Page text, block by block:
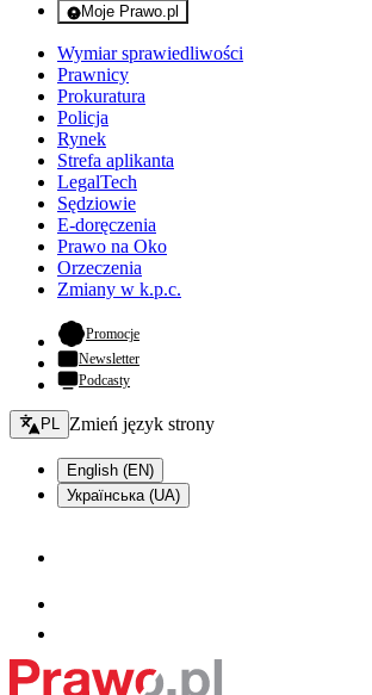
Moje Prawo.pl
- rejestracja i logowanie do serwisu
Wymiar sprawiedliwości
Prawnicy
Prokuratura
Policja
Rynek
Strefa aplikanta
LegalTech
Sędziowie
E-doręczenia
Prawo na Oko
Orzeczenia
Zmiany w k.p.c.
Promocje- otwiera się w nowej karcie
Newsletter
Podcasty
Zmień język - bieżący:
PL Zmień język strony
English (EN)
Українська (UA)